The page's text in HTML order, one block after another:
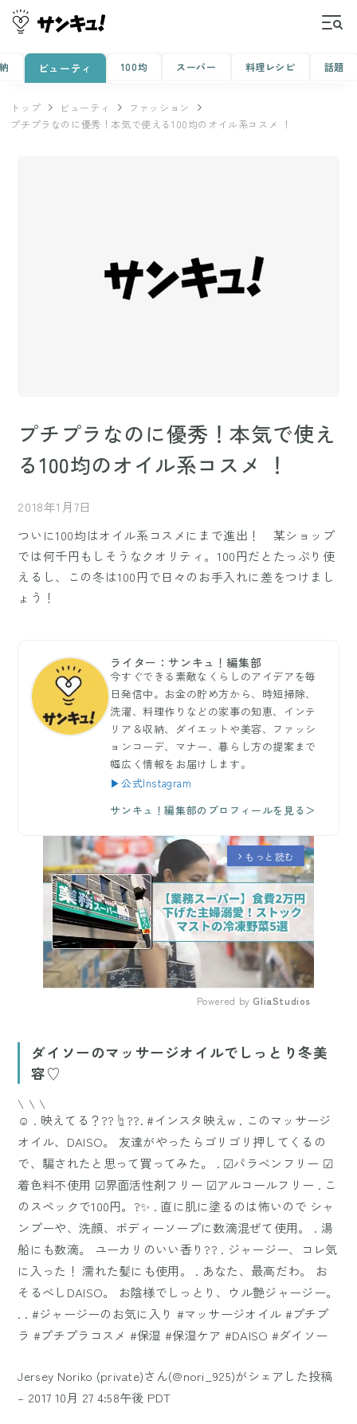
ビューティ 100均 スーパー 料理レシピ 話題
トップ ビューティ
ファッション
プチプラなのに優秀！本気で使える100均のオイル系コスメ ！
プチプラなのに優秀！本気で使え
る100均のオイル系コスメ ！
2018年1月7日
ついに100均はオイル系コスメにまで進出！ 某ショップ
では何千円もしそうなクオリティ。100円だとたっぷり使
えるし、この冬は100円で日々のお手入れに差をつけまし
ょう！
ライター：サンキュ！編集部
今すぐできる素敵なくらしのアイデアを毎
日発信中。お金の貯め方から、時短掃除、
洗濯、料理作りなどの家事の知恵、インテ
リア＆収納、ダイエットや美容、ファッシ
ョンコーデ、マナー、暮らし方の提案まで
幅広く情報をお届けします。
▶公式Instagram
サンキュ！編集部のプロフィールを見る＞
arrow_forward_ios もっと読む
Powered by GliaStudios
ダイソーのマッサージオイルでしっとり冬美
容♡
\ \ \
☺︎ . 映えてる？??☝??. #インスタ映えw . このマッサージ
オイル、DAISO。 友達がやったらゴリゴリ押してくるの
で、騙されたと思って買ってみた。 . ☑︎パラベンフリー ☑︎
着色料不使用 ☑︎界面活性剤フリー ☑︎アルコールフリー . こ
のスペックで100円。?✨ . 直に肌に塗るのは怖いので シャ
ンプーや、洗顔、ボディーソープに数滴混ぜて使用。 . 湯
船にも数滴。 ユーカリのいい香り?? . ジャージー、コレ気
に入った！ 濡れた髪にも使用。 . あなた、最高だわ。 お
そるべしDAISO。 お陰様でしっとり、ウル艶ジャージー。
. . #ジャージーのお気に入り #マッサージオイル #プチプ
ラ #プチプラコスメ #保湿 #保湿ケア #DAISO #ダイソー
Jersey Noriko (private)さん(@nori_925)がシェアした投稿
– 2017 10月 27 4:58午後 PDT